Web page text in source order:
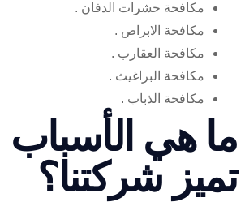
مكافحة حشرات الدفان .
مكافحة الابراص .
مكافحة العقارب .
مكافحة البراغيث .
مكافحة الذباب .
هي الأسباب
شركتنا؟